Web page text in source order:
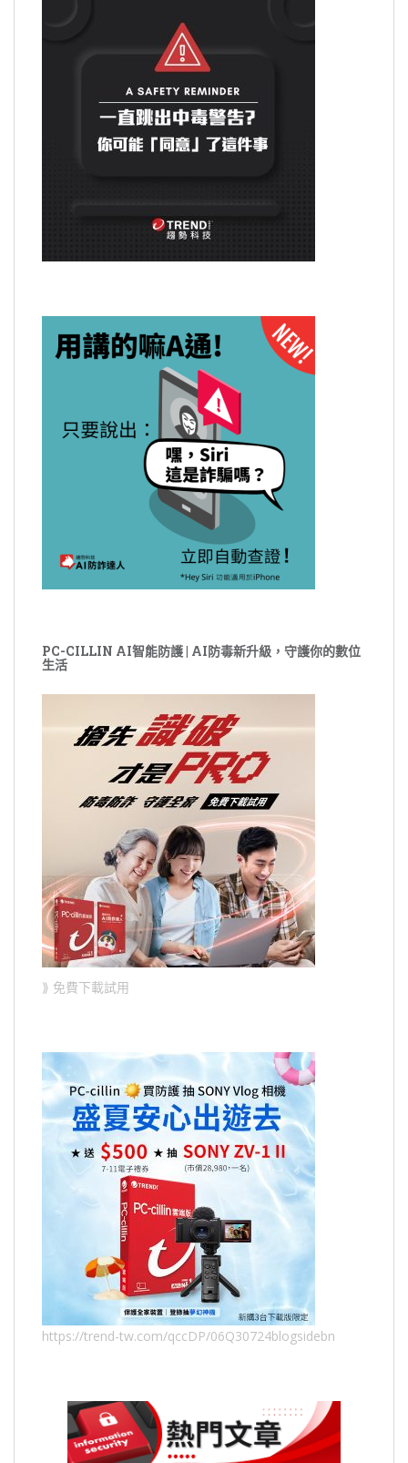
PC-CILLIN AI智能防護 | AI防毒新升級，守護你的數位
生活
⟫ 免費下載試用
https://trend-tw.com/qccDP/06Q30724blogsidebn